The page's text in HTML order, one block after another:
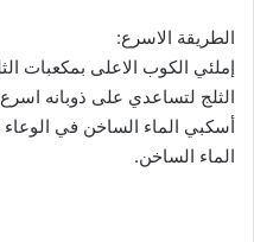
الطريقة الاسرع:
إملئي الكوب الاعلى بمكعبات
الثلج لتساعدي على ذوبانه
أسكبي الماء الساخن في
الماء الساخن.